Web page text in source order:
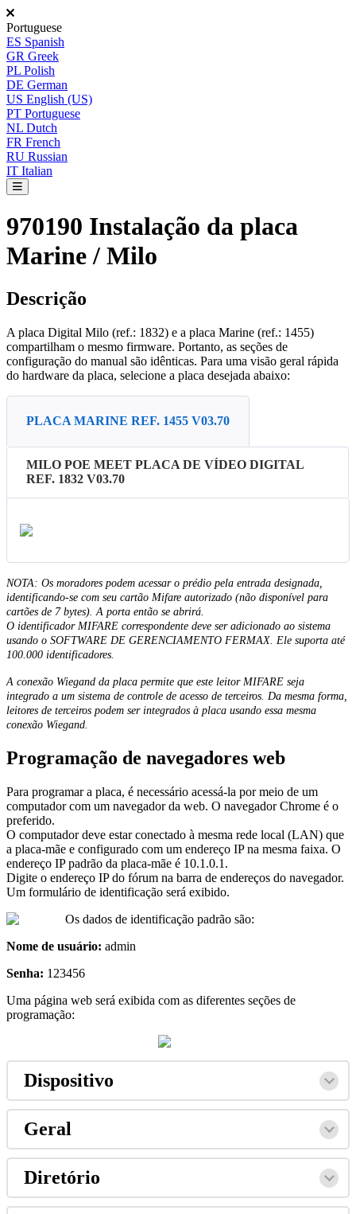
Portuguese
ES Spanish
GR Greek
PL Polish
DE German
US English (US)
PT Portuguese
NL Dutch
FR French
RU Russian
IT Italian
970190 Instalação da placa
Marine / Milo
Descrição
A placa Digital Milo (ref.: 1832) e a placa Marine (ref.: 1455)
compartilham o mesmo firmware. Portanto, as seções de
configuração do manual são idênticas. Para uma visão geral rápida
do hardware da placa, selecione a placa desejada abaixo:
PLACA MARINE REF. 1455 V03.70
MILO POE MEET PLACA DE VÍDEO DIGITAL
REF. 1832 V03.70
NOTA : Os moradores podem acessar o prédio pela entrada designada
identificando-se com seu cartão Mifare autorizado (não disponível para
cartões de 7 bytes) A porta então se abrirá
O identificador MIFARE correspondente deve ser adicionado ao sistema
usando o SOFTWARE DE GERENCIAMENTO FERMAX Ele suporta até
100 000 identificadores
A conexão Wiegand da placa permite que este leitor MIFARE seja
integrado a um sistema de controle de acesso de terceiros Da mesma forma
leitores de terceiros podem ser integrados à placa usando essa mesma
conexão Wiegand
Programação de navegadores web
Para programar a placa, é necessário acessá-la por meio de um
computador com um navegador da web. O navegador Chrome é o
preferido.
O computador deve estar conectado à mesma rede local (LAN) que
a placa-mãe e configurado com um endereço IP na mesma faixa. O
endereço IP padrão da placa-mãe é 10.1 .0.1 .
Digite o endereço IP do fórum na barra de endereços do navegador.
Um formulário de identificação será exibido.
Os dados de identificação padrão são:
Nome de usuário: admin
Senha: 123456
Uma página web será exibida com as diferentes seções de
programação:
Dispositivo
Geral
Diretório